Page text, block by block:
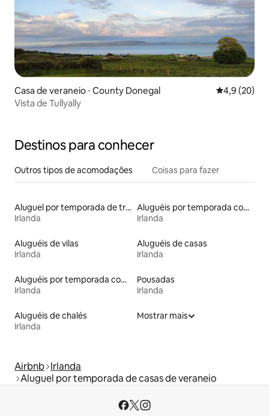
Casa de veraneio ⋅ County Donegal 4,9 de uma
4,9 (20)
Vista de Tullyally
Destinos para conhecer
Outros tipos de acomodações Coisas para fazer
Aluguel por temporada de trailers
Irlanda
Aluguéis por temporada com café da manhã
Irlanda
Aluguéis de vilas
Irlanda
Aluguéis de casas
Irlanda
Aluguéis por temporada com banheira de hidromassagem
Irlanda
Pousadas
Irlanda
Aluguéis de chalés
Irlanda
Mostrar mais
Airbnb Irlanda
Aluguel por temporada de casas de veraneio